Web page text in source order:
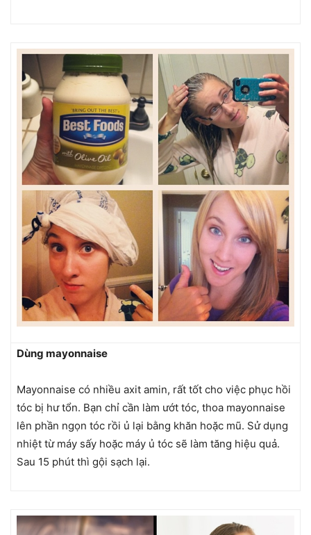
Dùng mayonnaise
Mayonnaise có nhiều axit amin, rất tốt cho việc phục hồi
tóc bị hư tổn. Bạn chỉ cần làm ướt tóc, thoa mayonnaise
lên phần ngọn tóc rồi ủ lại bằng khăn hoặc mũ. Sử dụng
nhiệt từ máy sấy hoặc máy ủ tóc sẽ làm tăng hiệu quả.
Sau 15 phút thì gội sạch lại.